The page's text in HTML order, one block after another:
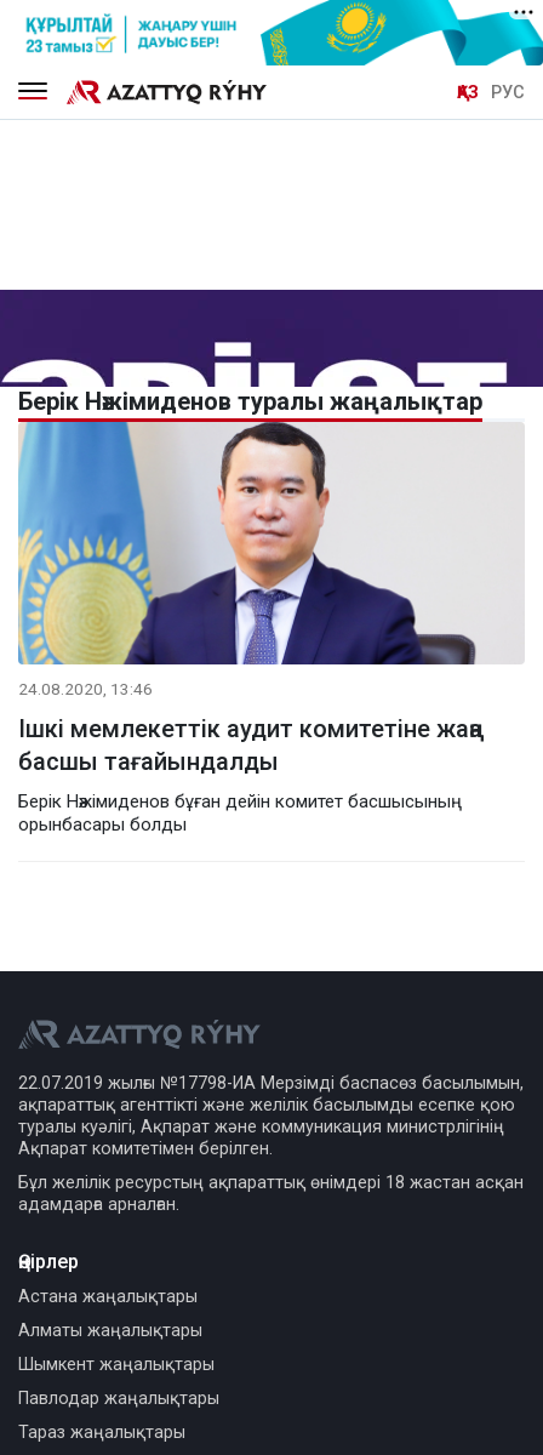
ҚАЗ РУС
Берік Нәжімиденов туралы жаңалықтар
24.08.2020, 13:46
Ішкі мемлекеттік аудит комитетіне жаңа
басшы тағайындалды
Берік Нәжімиденов бұған дейін комитет басшысының
орынбасары болды
22.07.2019 жылғы №17798-ИА Мерзімді баспасөз басылымын,
ақпараттық агенттікті және желілік басылымды есепке қою
туралы куәлігі, Ақпарат және коммуникация министрлігінің
Ақпарат комитетімен берілген.
Бұл желілік ресурстың ақпараттық өнімдері 18 жастан асқан
адамдарға арналған.
Өңірлер
Астана жаңалықтары
Алматы жаңалықтары
Шымкент жаңалықтары
Павлодар жаңалықтары
Тараз жаңалықтары